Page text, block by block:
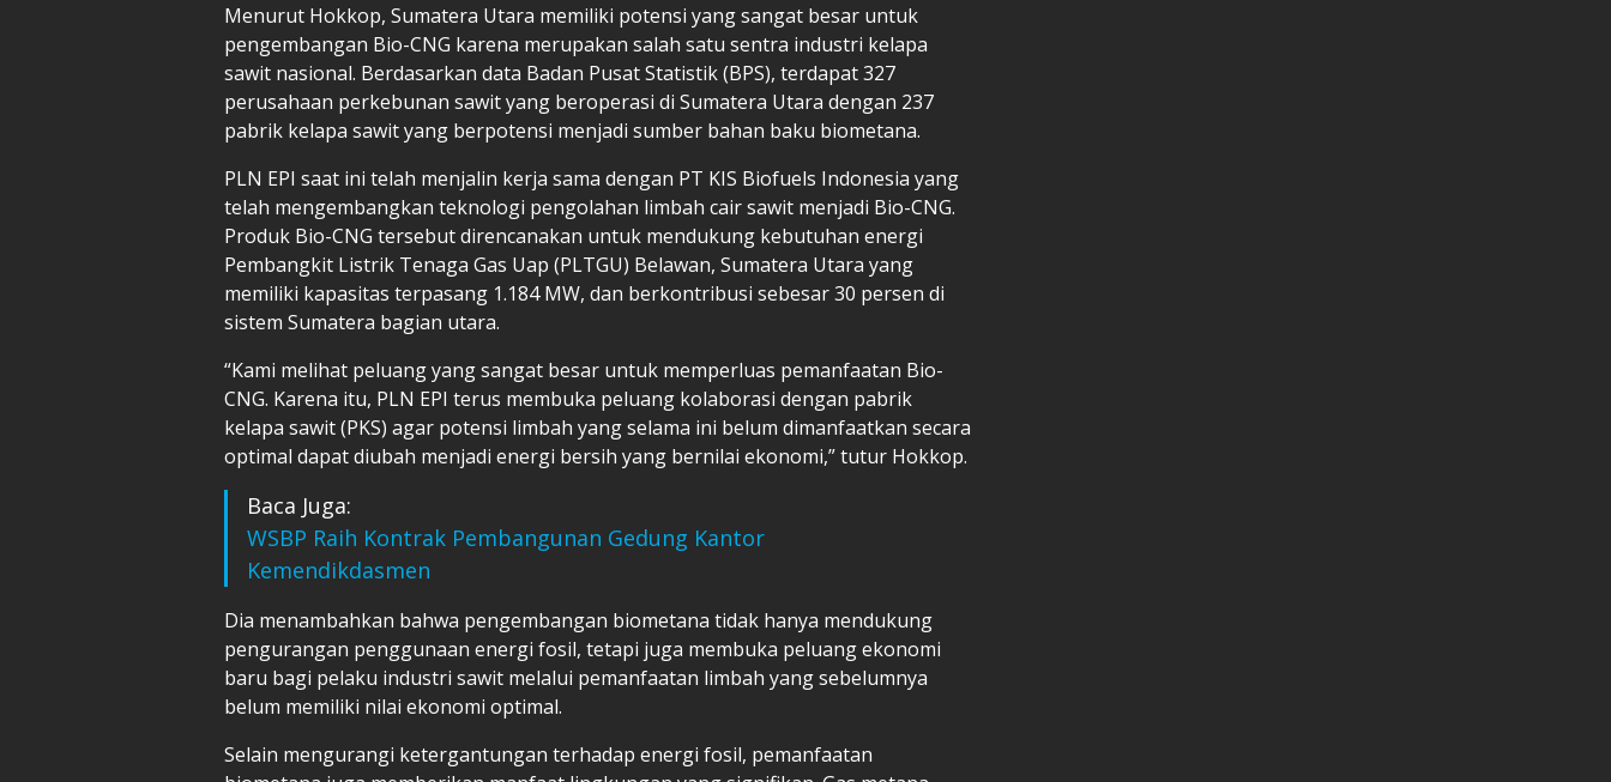
Menurut Hokkop, Sumatera Utara memiliki potensi yang sangat besar untuk
pengembangan Bio-CNG karena merupakan salah satu sentra industri kelapa
sawit nasional. Berdasarkan data Badan Pusat Statistik (BPS), terdapat 327
perusahaan perkebunan sawit yang beroperasi di Sumatera Utara dengan 237
pabrik kelapa sawit yang berpotensi menjadi sumber bahan baku biometana.
PLN EPI saat ini telah menjalin kerja sama dengan PT KIS Biofuels Indonesia yang
telah mengembangkan teknologi pengolahan limbah cair sawit menjadi Bio-CNG.
Produk Bio-CNG tersebut direncanakan untuk mendukung kebutuhan energi
Pembangkit Listrik Tenaga Gas Uap (PLTGU) Belawan, Sumatera Utara yang
memiliki kapasitas terpasang 1.184 MW, dan berkontribusi sebesar 30 persen di
sistem Sumatera bagian utara.
“Kami melihat peluang yang sangat besar untuk memperluas pemanfaatan Bio-
CNG. Karena itu, PLN EPI terus membuka peluang kolaborasi dengan pabrik
kelapa sawit (PKS) agar potensi limbah yang selama ini belum dimanfaatkan secara
optimal dapat diubah menjadi energi bersih yang bernilai ekonomi,” tutur Hokkop.
Baca Juga:
WSBP Raih Kontrak Pembangunan Gedung Kantor
Kemendikdasmen
Dia menambahkan bahwa pengembangan biometana tidak hanya mendukung
pengurangan penggunaan energi fosil, tetapi juga membuka peluang ekonomi
baru bagi pelaku industri sawit melalui pemanfaatan limbah yang sebelumnya
belum memiliki nilai ekonomi optimal.
Selain mengurangi ketergantungan terhadap energi fosil, pemanfaatan